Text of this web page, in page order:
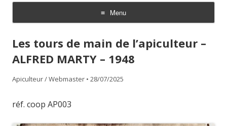
Menu
Aller
contenu
Les tours de main de l’apiculteur –
ALFRED MARTY – 1948
Apiculteur / Webmaster • 28/07/2025
réf. coop AP003